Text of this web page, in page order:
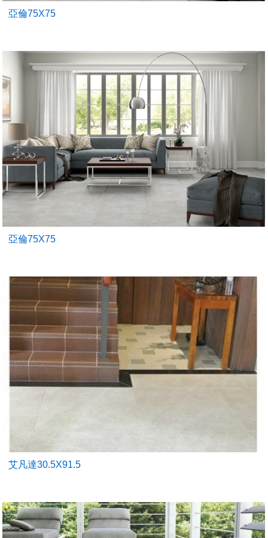
亞倫75X75
亞倫75X75
艾凡達30.5X91.5